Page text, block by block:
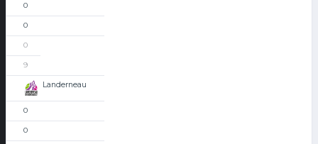
0
0
0
9
Landerneau
0
0